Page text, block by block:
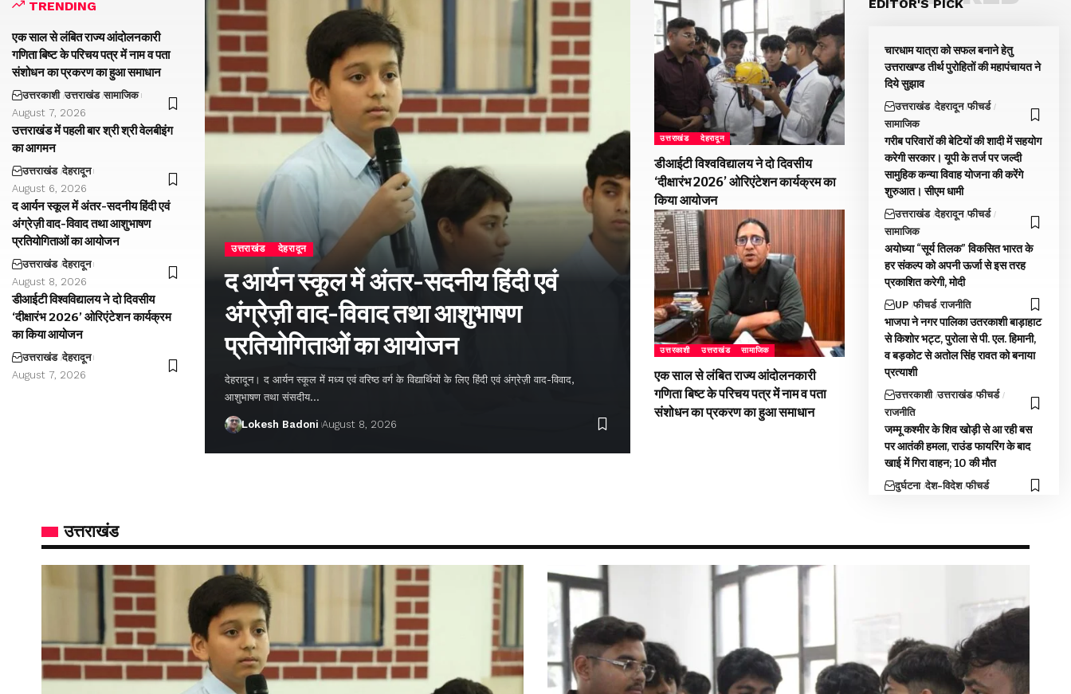
TRENDING
एक साल से लंबित राज्य आंदोलनकारी
गणिता बिष्ट के परिचय पत्र में नाम व पता
संशोधन का प्रकरण का हुआ समाधान
उत्तरकाशी उत्तराखंड सामाजिक
August 7, 2026
उत्तराखंड में पहली बार श्री श्री वेलबीइंग
का आगमन
उत्तराखंड देहरादून
August 6, 2026
द आर्यन स्कूल में अंतर-सदनीय हिंदी एवं
अंग्रेज़ी वाद-विवाद तथा आशुभाषण
प्रतियोगिताओं का आयोजन
उत्तराखंड देहरादून
August 8, 2026
डीआईटी विश्वविद्यालय ने दो दिवसीय
‘दीक्षारंभ 2026’ ओरिएंटेशन कार्यक्रम
का किया आयोजन
उत्तराखंड देहरादून
August 7, 2026
उत्तराखंड देहरादून
द आर्यन स्कूल में अंतर-सदनीय हिंदी एवं
अंग्रेज़ी वाद-विवाद तथा आशुभाषण
प्रतियोगिताओं का आयोजन
देहरादून। द आर्यन स्कूल में मध्य एवं वरिष्ठ वर्ग के विद्यार्थियों के लिए हिंदी एवं अंग्रेज़ी वाद-विवाद,
आशुभाषण तथा संसदीय…
Lokesh Badoni August 8, 2026
उत्तराखंड देहरादून
डीआईटी विश्वविद्यालय ने दो दिवसीय
‘दीक्षारंभ 2026’ ओरिएंटेशन कार्यक्रम का
किया आयोजन
उत्तरकाशी उत्तराखंड सामाजिक
एक साल से लंबित राज्य आंदोलनकारी
गणिता बिष्ट के परिचय पत्र में नाम व पता
संशोधन का प्रकरण का हुआ समाधान
EDITOR'S PICK
चारधाम यात्रा को सफल बनाने हेतु
उत्तराखण्ड तीर्थ पुरोहितों की महापंचायत ने
दिये सुझाव
उत्तराखंड देहरादून फीचर्ड
सामाजिक
गरीब परिवारों की बेटियों की शादी में सहयोग
करेगी सरकार। यूपी के तर्ज पर जल्दी
सामुहिक कन्या विवाह योजना की करेंगे
शुरुआत। सीएम धामी
उत्तराखंड देहरादून फीचर्ड
सामाजिक
अयोध्या “सूर्य तिलक” विकसित भारत के
हर संकल्प को अपनी ऊर्जा से इस तरह
प्रकाशित करेगी, मोदी
UP फीचर्ड राजनीति
भाजपा ने नगर पालिका उतरकाशी बाड़ाहाट
से किशोर भट्ट, पुरोला से पी. एल. हिमानी,
व बड़कोट से अतोल सिंह रावत को बनाया
प्रत्याशी
उत्तरकाशी उत्तराखंड फीचर्ड
राजनीति
जम्मू कश्मीर के शिव खोड़ी से आ रही बस
पर आतंकी हमला, राउंड फायरिंग के बाद
खाई में गिरा वाहन; 10 की मौत
दुर्घटना देश-विदेश फीचर्ड
उत्तराखंड